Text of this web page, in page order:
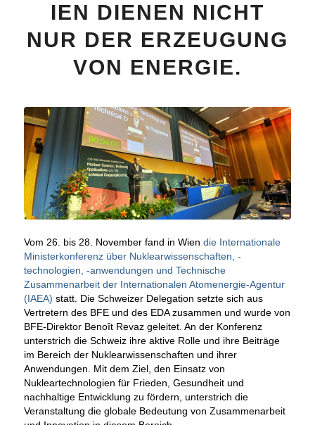
IEN DIENEN NICHT
NUR DER ERZEUGUNG
VON ENERGIE.
Vom 26. bis 28. November fand in Wien die Internationale
Ministerkonferenz über Nuklearwissenschaften, -
technologien, -anwendungen und Technische
Zusammenarbeit der Internationalen Atomenergie-Agentur
(IAEA) statt. Die Schweizer Delegation setzte sich aus
Vertretern des BFE und des EDA zusammen und wurde von
BFE-Direktor Benoît Revaz geleitet. An der Konferenz
unterstrich die Schweiz ihre aktive Rolle und ihre Beiträge
im Bereich der Nuklearwissenschaften und ihrer
Anwendungen. Mit dem Ziel, den Einsatz von
Nukleartechnologien für Frieden, Gesundheit und
nachhaltige Entwicklung zu fördern, unterstrich die
Veranstaltung die globale Bedeutung von Zusammenarbeit